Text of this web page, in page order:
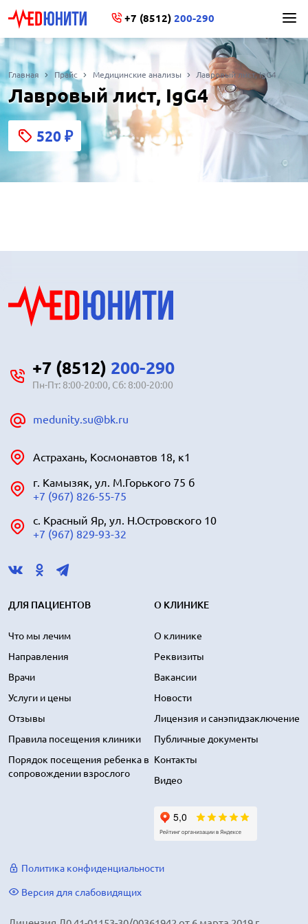
+7 (8512) 200-290
Главная Прайс Медицинские анализы Лавровый лист, IgG4
Лавровый лист, IgG4
520 ₽
+7 (8512) 200-290
Пн-Пт: 8:00-20:00, Сб: 8:00-20:00
medunity.su@bk.ru
Астрахань, Космонавтов 18, к1
г. Камызяк, ул. М.Горького 75 б
+7 (967) 826-55-75
с. Красный Яр, ул. Н.Островского 10
+7 (967) 829-93-32
ДЛЯ ПАЦИЕНТОВ
Что мы лечим
Направления
Врачи
Услуги и цены
Отзывы
Правила посещения клиники
Порядок посещения ребенка в
сопровождении взрослого
О КЛИНИКЕ
О клинике
Реквизиты
Вакансии
Новости
Лицензия и санэпидзаключение
Публичные документы
Контакты
Видео
Политика конфиденциальности
Версия для слабовидящих